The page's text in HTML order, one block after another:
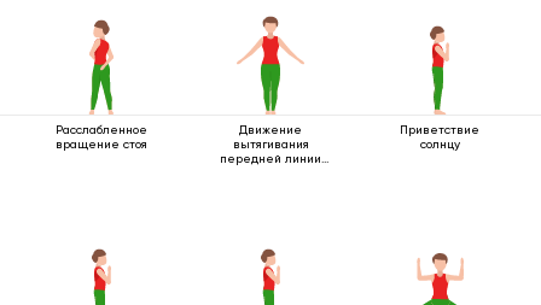
Расслабленное
вращение стоя
Движение
вытягивания
передней линии
Приветствие
солнцу